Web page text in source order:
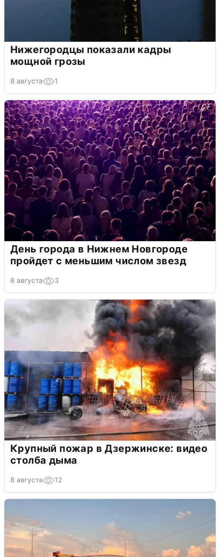
Нижегородцы показали кадры
мощной грозы
8 августа 1
День города в Нижнем Новгороде
пройдет с меньшим числом звезд
8 августа 3
Крупный пожар в Дзержинске: видео
столба дыма
8 августа 12